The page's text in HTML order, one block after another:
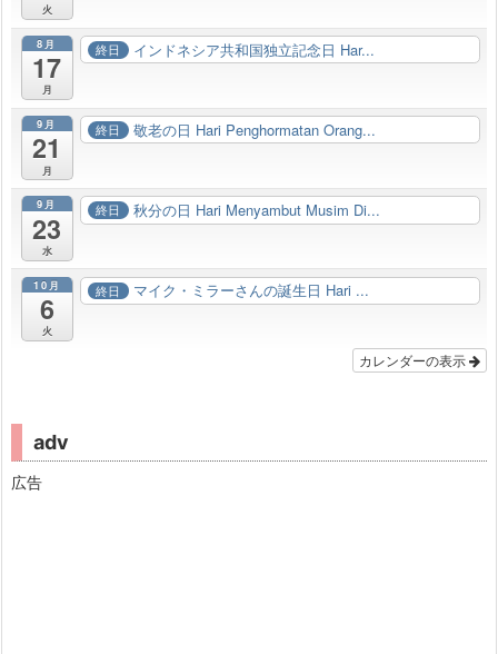
火
8月
17
月
終日 インドネシア共和国独立記念日 Har...
9月
21
月
終日 敬老の日 Hari Penghormatan Orang...
9月
23
水
終日 秋分の日 Hari Menyambut Musim Di...
10月
6
火
終日 マイク・ミラーさんの誕生日 Hari ...
カレンダーの表示
adv
広告